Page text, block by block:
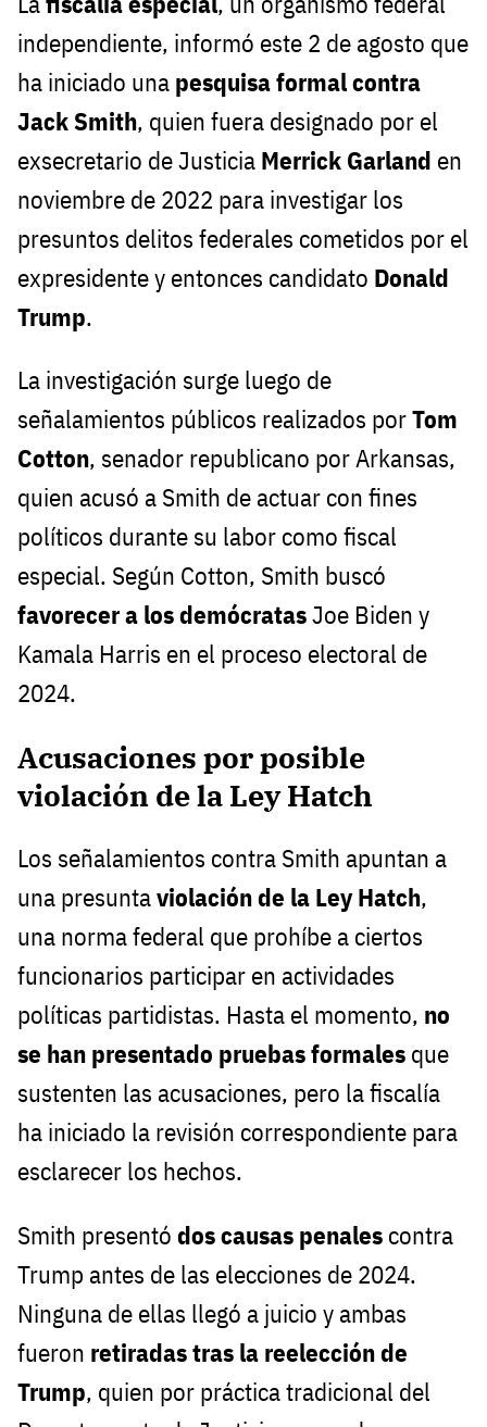
independiente, informó este 2 de agosto que
ha iniciado una pesquisa formal contra
Jack Smith, quien fuera designado por el
exsecretario de Justicia Merrick Garland en
noviembre de 2022 para investigar los
presuntos delitos federales cometidos por el
expresidente y entonces candidato Donald
Trump.
La investigación surge luego de
señalamientos públicos realizados porTom
Cotton, senador republicano por Arkansas,
quien acusó a Smith de actuar con fines
políticos durante su labor como fiscal
especial. Según Cotton, Smith buscó
favorecer a los demócratasJoe Biden y
Kamala Harris en el proceso electoral de
2024.
Acusaciones por posible
violación de la Ley Hatch
Los señalamientos contra Smith apuntan a
una presuntaviolación de la Ley Hatch,
una norma federal que prohíbe a ciertos
funcionarios participar en actividades
políticas partidistas. Hasta el momento, no
se han presentado pruebas formales que
sustenten las acusaciones, pero la fiscalía
ha iniciado la revisión correspondiente para
esclarecer los hechos.
Smith presentó dos causas penales contra
Trump antes de las elecciones de 2024.
Ninguna de ellas llegó a juicio y ambas
fueron retiradas tras la reelección de
Trump, quien por práctica tradicional del